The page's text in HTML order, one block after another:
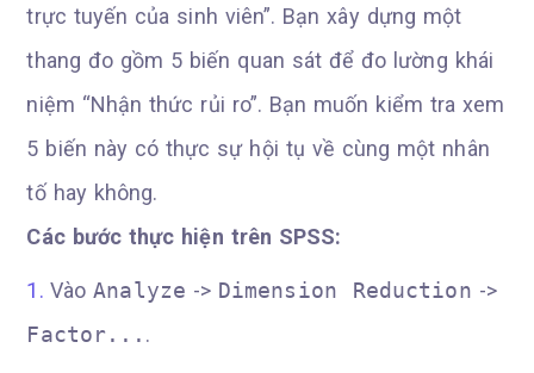
trực tuyến của sinh viên”. Bạn xây dựng một
thang đo gồm 5 biến quan sát để đo lường khái
niệm “Nhận thức rủi ro”. Bạn muốn kiểm tra xem
5 biến này có thực sự hội tụ về cùng một nhân
tố hay không.
Các bước thực hiện trên SPSS:
VàoAnalyze -> Dimension Reduction ->
Factor... .